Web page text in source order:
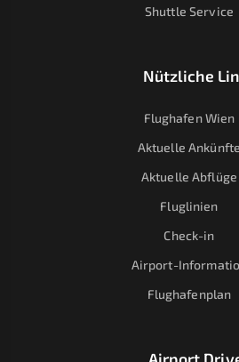
Shuttle Service
Nützliche
Flughafen Wien
Aktuelle Ankünfte
Aktuelle Abflüge
Fluglinien
Check-in
Airport-
Flughafenplan